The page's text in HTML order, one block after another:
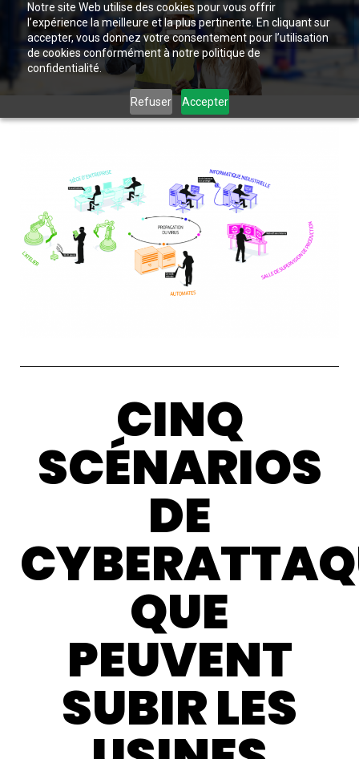
Notre site Web utilise des cookies pour vous offrir
l’expérience la meilleure et la plus pertinente. En cliquant sur
accepter, vous donnez votre consentement pour l’utilisation
de cookies conformément à notre politique de
confidentialité.
Refuser Accepter
CINQ
SCÉNARIOS
DE
QUE
PEUVENT
SUBIR LES